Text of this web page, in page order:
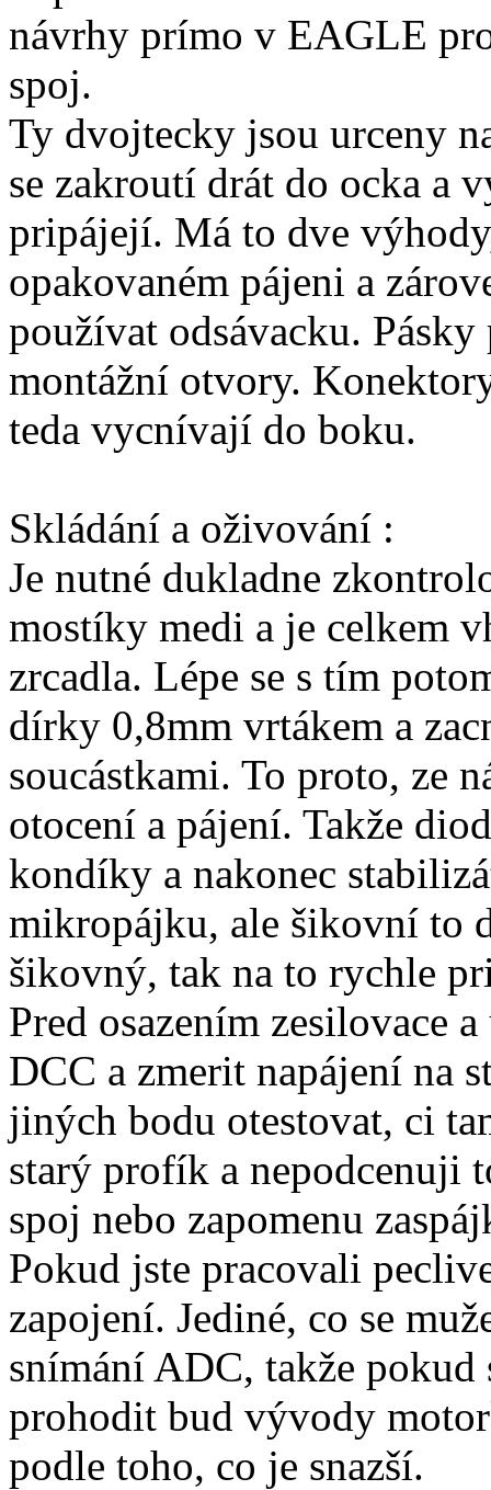
návrhy prímo v EAGLE
spoj.
Ty dvojtecky jsou urceny
se zakroutí drát do ocka a
pripájejí. Má to dve
opakovaném pájeni a
používat odsávacku.
montážní otvory.
teda vycnívají do boku.
Skládání a oživování :
Je nutné dukladne
mostíky medi a je celkem
zrcadla. Lépe se s tím
dírky 0,8mm vrtákem a
soucástkami. To proto, ze
otocení a pájení. Takže
kondíky a nakonec
mikropájku, ale šikovní to
šikovný, tak na to rychle
Pred osazením zesilovace
DCC a zmerit napájení na
jiných bodu otestovat, ci
starý profík a nepodcenuji
spoj nebo zapomenu
Pokud jste pracovali
zapojení. Jediné, co se
snímání ADC, takže pokud
prohodit bud vývody
podle toho, co je snazší.